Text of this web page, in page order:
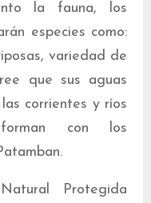
la fauna, los
especies como:
variedad de
que sus aguas
corrientes y ríos
con los
Protegida